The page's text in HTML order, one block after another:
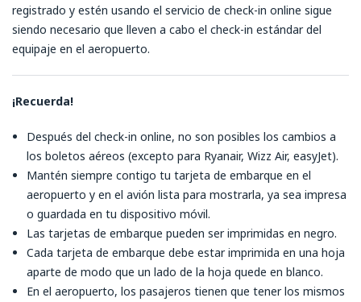
registrado y estén usando el servicio de check-in online sigue
siendo necesario que lleven a cabo el check-in estándar del
equipaje en el aeropuerto.
¡Recuerda!
Después del check-in online, no son posibles los cambios a
los boletos aéreos (excepto para Ryanair, Wizz Air, easyJet).
Mantén siempre contigo tu tarjeta de embarque en el
aeropuerto y en el avión lista para mostrarla, ya sea impresa
o guardada en tu dispositivo móvil.
Las tarjetas de embarque pueden ser imprimidas en negro.
Cada tarjeta de embarque debe estar imprimida en una hoja
aparte de modo que un lado de la hoja quede en blanco.
En el aeropuerto, los pasajeros tienen que tener los mismos